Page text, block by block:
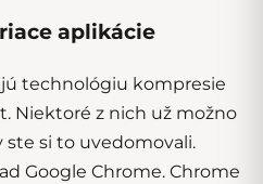
aplikácie
technológiu kompresie
Niektoré z nich už možno
ste si to uvedomovali.
Google Chrome. Chrome